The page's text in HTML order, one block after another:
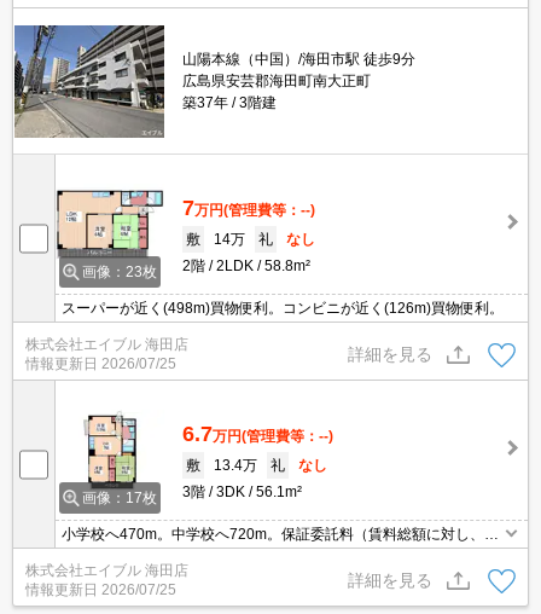
山陽本線（中国）/海田市駅 徒歩9分
広島県安芸郡海田町南大正町
築37年
3階建
画像：23枚
7万円(管理費等：--)
敷
14万 礼
なし
2階
2LDK 58.8m²
スーパーが近く(498m)買物便利。コンビニが近く(126m)買物便利。
株式会社エイブル 海田店
情報更新日 2026/07/25
詳細を見る
画像：17枚
6.7万円(管理費等：--)
敷
13.4万 礼
なし
3階
3DK 56.1m²
小学校へ470m。中学校へ720m。保証委託料（賃料総額に対し、初
回額50％、月額2％）。
株式会社エイブル 海田店
情報更新日 2026/07/25
詳細を見る